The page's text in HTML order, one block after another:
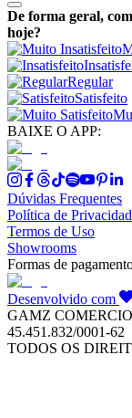
De forma geral,
hoje?
Regular
Satisfeito
BAIXE O APP:
Dúvidas Frequentes
Política de
Termos de Uso
Showrooms
Formas de
Desenvolvido com
GAMZ
45.451.832/0001-62
TODOS OS